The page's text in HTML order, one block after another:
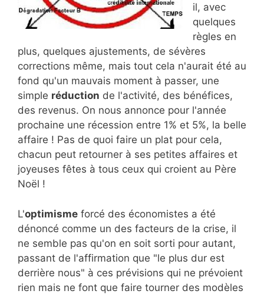
il, avec
quelques
règles en
plus, quelques ajustements, de sévères
corrections même, mais tout cela n'aurait été au
fond qu'un mauvais moment à passer, une
simple réduction de l'activité, des bénéfices,
des revenus. On nous annonce pour l'année
prochaine une récession entre 1% et 5%, la belle
affaire ! Pas de quoi faire un plat pour cela,
chacun peut retourner à ses petites affaires et
joyeuses fêtes à tous ceux qui croient au Père
Noël !
L'optimisme forcé des économistes a été
dénoncé comme un des facteurs de la crise, il
ne semble pas qu'on en soit sorti pour autant,
passant de l'affirmation que "le plus dur est
derrière nous" à ces prévisions qui ne prévoient
rien mais ne font que faire tourner des modèles